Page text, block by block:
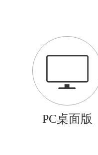
PC桌面版